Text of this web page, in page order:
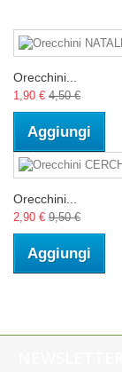
Orecchini...
1,90 € 4,50 €
Aggiungi
Orecchini...
2,90 € 9,50 €
Aggiungi